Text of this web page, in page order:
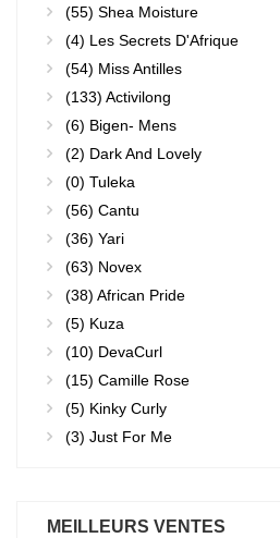
(55) Shea Moisture
(4) Les Secrets D'Afrique
(54) Miss Antilles
(133) Activilong
(6) Bigen- Mens
(2) Dark And Lovely
(0) Tuleka
(56) Cantu
(36) Yari
(63) Novex
(38) African Pride
(5) Kuza
(10) DevaCurl
(15) Camille Rose
(5) Kinky Curly
(3) Just For Me
MEILLEURS VENTES